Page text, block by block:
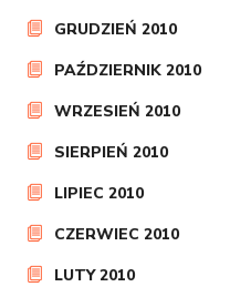
GRUDZIEŃ 2010
PAŹDZIERNIK 2010
WRZESIEŃ 2010
SIERPIEŃ 2010
LIPIEC 2010
CZERWIEC 2010
LUTY 2010